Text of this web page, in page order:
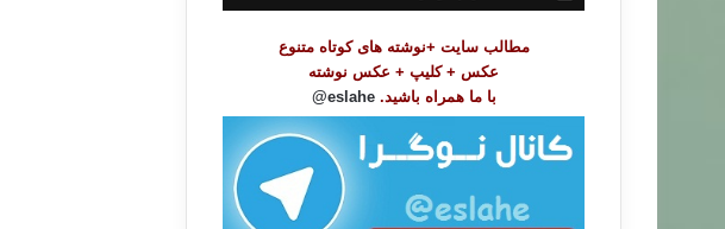
ض
مطالب سایت +نوشته های کوتاه متنوع
عکس + کلیپ + عکس نوشته
با ما همراه باشید. eslahe@